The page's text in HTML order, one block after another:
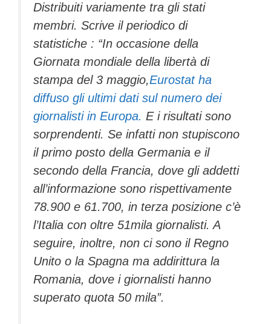
Distribuiti variamente tra gli stati
membri. Scrive il periodico di
statistiche : “In occasione della
Giornata mondiale della libertà di
stampa del 3 maggio,Eurostat ha
diffuso gli ultimi dati sul numero dei
giornalisti in Europa. E i risultati sono
sorprendenti. Se infatti non stupiscono
il primo posto della Germania e il
secondo della Francia, dove gli addetti
all’informazione sono rispettivamente
78.900 e 61.700, in terza posizione c’è
l’Italia con oltre 51mila giornalisti. A
seguire, inoltre, non ci sono il Regno
Unito o la Spagna ma addirittura la
Romania, dove i giornalisti hanno
superato quota 50 mila”.